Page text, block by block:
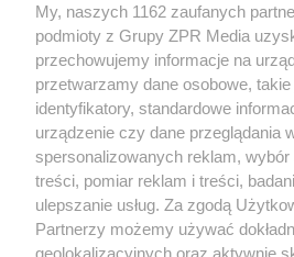
Żaden utwór zamieszczony w serwisie nie
rozpowszechniany lub dalej
tym także elektroniczny lub mechaniczny)
eksploatacji w jakiejkolwiek formie, włącznie
bez pisemnej zgody właściciela praw.
wykorzystanie utworów w całości lub w
bez właściwej zgody, jest zabronione pod
prawnie.
My, naszych 1162 zaufanych
podmioty z Grupy ZPR Media
przechowujemy informacje na
przetwarzamy dane osobowe,
identyfikatory, standardowe
urządzenie czy dane przeglądania
spersonalizowanych reklam,
treści, pomiar reklam i treści,
ulepszanie usług. Za zgodą
Partnerzy możemy używać
geolokalizacyjnych oraz aktywnie